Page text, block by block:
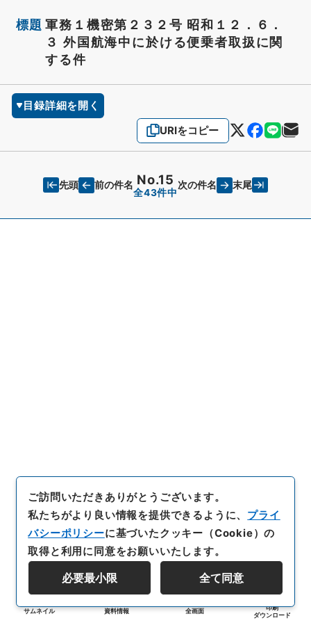
標題 軍務１機密第２３２号 昭和１２．６．
３ 外国航海中に於ける便乗者取扱に関
する件
目録詳細を開く
URIをコピー
先頭 前の件名 No.15
全43件中
次の件名 末尾
サムネイル 資料情報 全画面
印刷
ダウンロード
ご訪問いただきありがとうございます。
私たちがより良い情報を提供できるように、 プライ
バシーポリシーに基づいたクッキー（Cookie）の
取得と利用に同意をお願いいたします。
必要最小限 全て同意